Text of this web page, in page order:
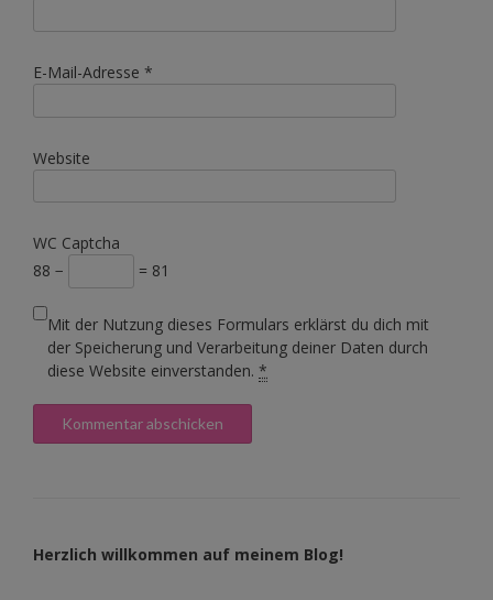
E-Mail-Adresse *
Website
WC Captcha
88 −
= 81
Mit der Nutzung dieses Formulars erklärst du dich mit
der Speicherung und Verarbeitung deiner Daten durch
diese Website einverstanden. *
Herzlich willkommen auf meinem Blog!